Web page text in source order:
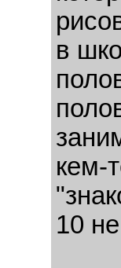
в
кем-
10